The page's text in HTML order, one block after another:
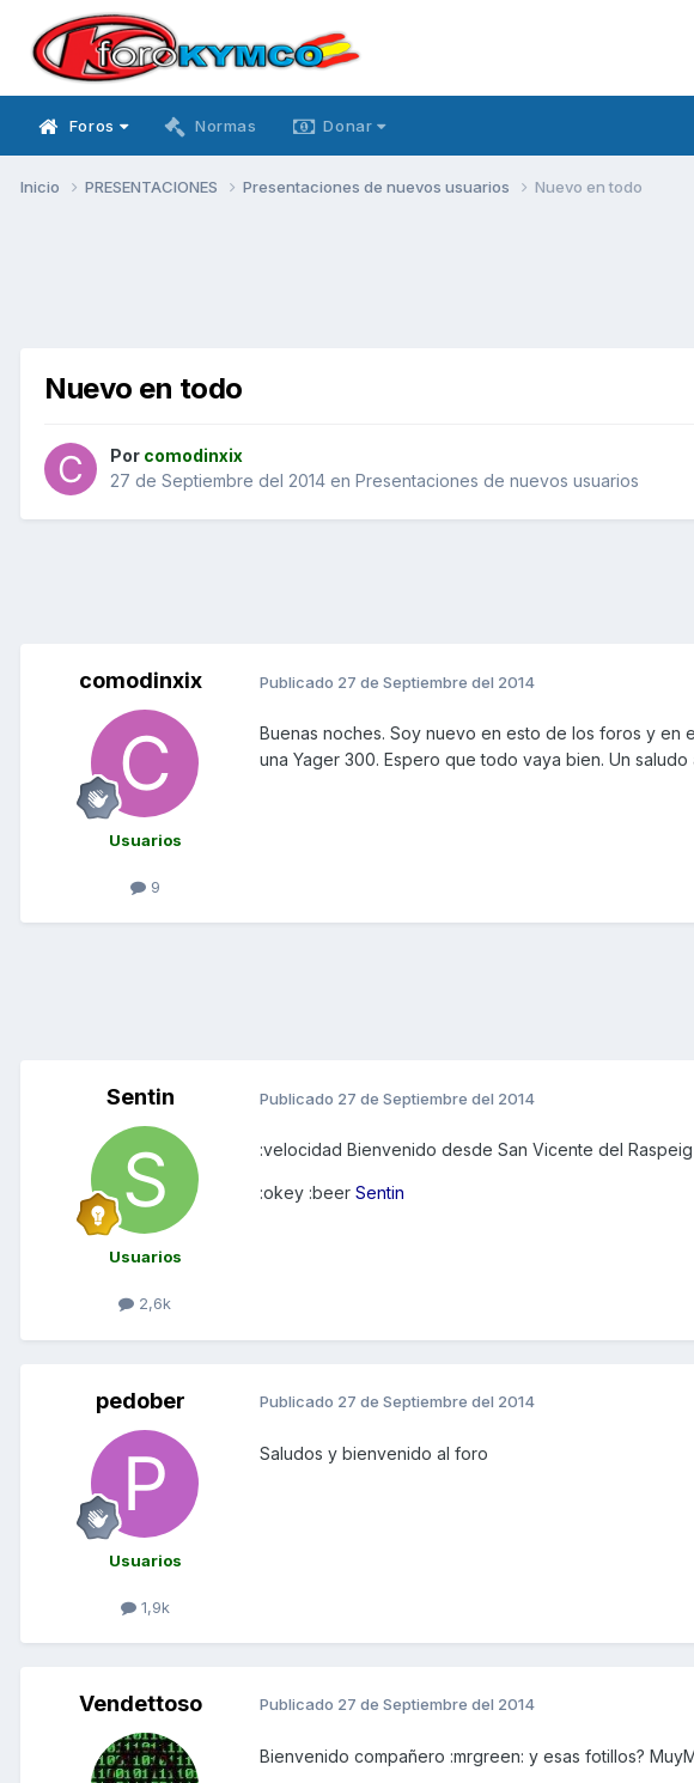
Foros Normas Donar
Inicio PRESENTACIONES Presentaciones de nuevos usuarios Nuevo en todo
Nuevo en todo
Por comodinxix
27 de Septiembre del 2014 en Presentaciones de nuevos usuarios
comodinxix
Usuarios
9
Publicado 27 de Septiembre del 2014
Buenas noches. Soy nuevo en esto de los foros y en
una Yager 300. Espero que todo vaya bien. Un saludo
Sentin
Usuarios
2,6k
Publicado 27 de Septiembre del 2014
:velocidad Bienvenido desde San Vicente del
:okey :beer Sentin
pedober
Usuarios
1,9k
Publicado 27 de Septiembre del 2014
Saludos y bienvenido al foro
Vendettoso Publicado 27 de Septiembre del 2014
Bienvenido compañero :mrgreen: y esas fotillos?